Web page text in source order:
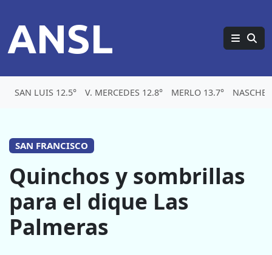
ANSL
SAN LUIS 12.5° V. MERCEDES 12.8° MERLO 13.7°
SAN FRANCISCO
Quinchos y sombrillas
para el dique Las
Palmeras